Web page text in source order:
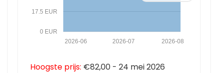
0 EUR
17.5 EUR
2026-08
2026-07
2026-06
Hoogste prijs: €82,00 - 24 mei 2026